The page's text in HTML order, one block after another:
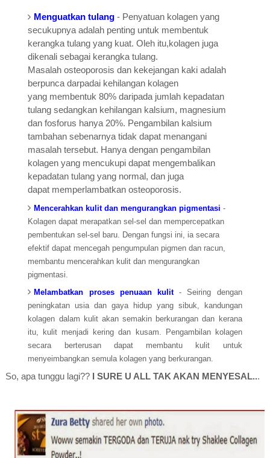
Menguatkan tulang - Penyatuan kolagen yang
secukupnya adalah penting untuk membentuk
kerangka tulang yang kuat. Oleh itu,kolagen juga
dikenali sebagai kerangka tulang.
Masalah osteoporosis dan kekejangan kaki adalah
berpunca darpadai kehilangan kolagen
yang membentuk 80% daripada jumlah kepadatan
tulang sedangkan kehilangan kalsium, magnesium
dan fosforus hanya 20%. Pengambilan kalsium
tambahan sebenarnya tidak dapat menangani
masalah tersebut. Hanya dengan pengambilan
kolagen yang mencukupi dapat mengembalikan
kepadatan tulang yang normal, dan juga
dapat memperlambatkan osteoporosis.
Mencerahkan kulit dan mengurangkan pigmentasi -
Kolagen dapat merapatkan sel-sel dan mempercepatkan
pembentukan sel-sel baru. Dengan fungsi ini, ia secara
efektif dapat mencegah pengumpulan pigmen dan racun,
membantu mencerahkan kulit dan mengurangkan
pigmentasi.
Melambatkan proses penuaan kulit
- Seiring dengan
peningkatan usia dan gaya hidup yang sibuk, kandungan
kolagen dalam kulit akan semakin berkurangan dan kerana
itu, kulit menjadi kering dan kusam. Pengambilan kolagen
secara berterusan dapat membantu kulit untuk
menyeimbangkan semula kolagen yang berkurangan.
So, apa tunggu lagi?? I SURE U ALL TAK AKAN MENYESAL...